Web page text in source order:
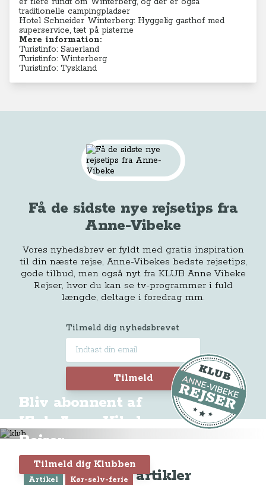
traditionelle campingpladser
Hotel Schneider Winterberg: Hyggelig gasthof med
superservice, tæt på pisterne
Mere information:
Turistinfo: Sauerland
Turistinfo: Winterberg
Turistinfo: Tyskland
Få de sidste nye rejsetips fra
Anne-Vibeke
Vores nyhedsbrev er fyldt med gratis inspiration
til din næste rejse, Anne-Vibekes bedste rejsetips,
gode tilbud, men også nyt fra KLUB Anne Vibeke
Rejser, hvor du kan se tv-programmer i fuld
længde, deltage i foredrag mm.
Tilmeld dig nyhedsbrevet
Tilmeld
Bliv abonnent af
Klub Anne-Vibeke
Rejser
Tilmeld dig Klubben
Seneste artikler
Artikel Kør-selv-ferie